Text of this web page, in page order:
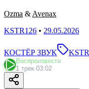
Ozma & Avenax
KSTR126 • 29.05.2026
КОСТЁР ЗВУК KSTR
Воспроизвести
1 трек·03:02